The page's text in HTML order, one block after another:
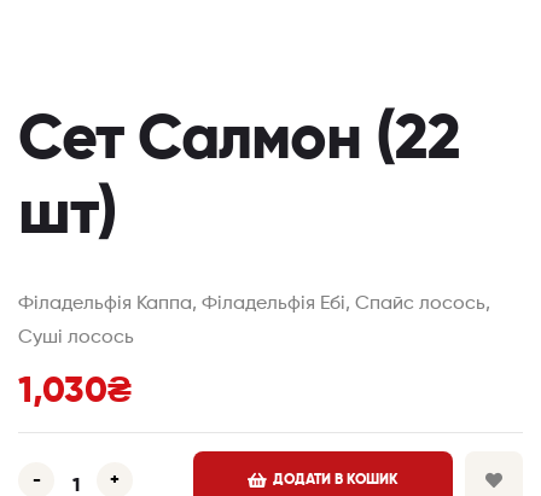
Сет Салмон (22
шт)
Філадельфія Каппа, Філадельфія Ебі, Спайс лосось,
Суші лосось
1,030₴
- + ДОДАТИ В КОШИК